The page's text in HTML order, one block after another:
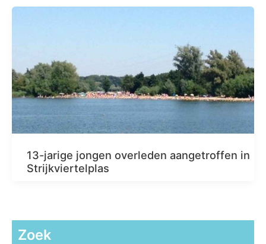
13-jarige jongen overleden aangetroffen in
Strijkviertelplas
Zoek